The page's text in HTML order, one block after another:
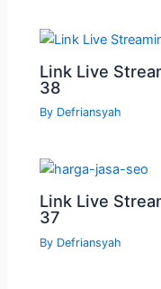
Link Live
38
By Defriansyah
Link Live
37
By Defriansyah